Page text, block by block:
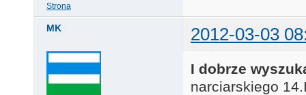
Strona
MK 2012-03-03
I dobrze
narciarskiego